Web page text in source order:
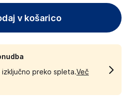
v košarico
izključno preko spleta.Več